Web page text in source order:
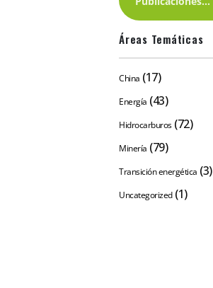
Áreas Temáticas
China (17)
Energía (43)
Hidrocarburos (72)
Minería (79)
Transición energética (3)
Uncategorized (1)